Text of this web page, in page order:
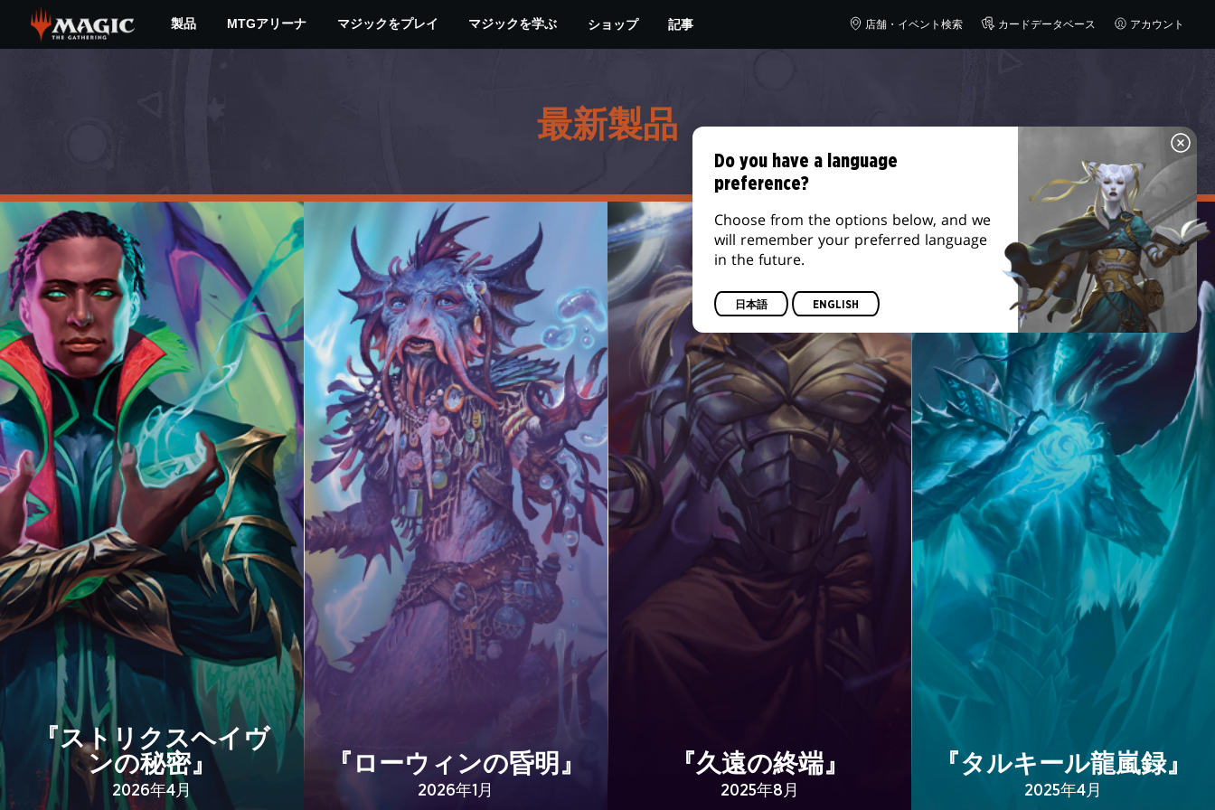
main
製品 MTGアリーナ マジックをプレイ マジックを学ぶ ショップ 記事 店舗・イベント検索 カードデータベース アカウント
ッ
ト
最新製品
『ストリクスヘイヴ
ンの秘密』
2026年4月
『ローウィンの昏明』
2026年1月
『久遠の終端』
2025年8月
『タルキール龍嵐録』
2025年4月
Do you have a language
preference?
Choose from the options below, and we
will remember your preferred language
in the future.
日本語 ENGLISH